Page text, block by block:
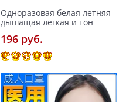
Одноразовая белая летняя
дышащая легкая и тон
196 pуб.